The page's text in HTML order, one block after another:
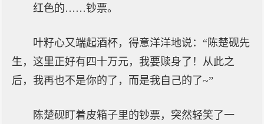
红色的……钞票。
叶籽心又端起酒杯，得意洋洋地说：“陈楚砚先
生，这里正好有四十万元，我要赎身了！从此之
后，我再也不是你的了，而是我自己的了~”
陈楚砚盯着皮箱子里的钞票，突然轻笑了一